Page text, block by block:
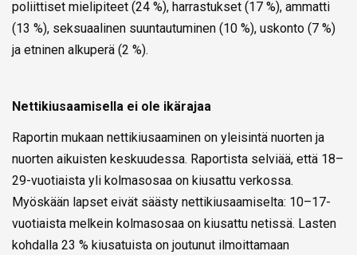
poliittiset mielipiteet (24 %), harrastukset (17 %), ammatti
(13 %), seksuaalinen suuntautuminen (10 %), uskonto (7 %)
ja etninen alkuperä (2 %).
Nettikiusaamisella ei ole ikärajaa
Raportin mukaan nettikiusaaminen on yleisintä nuorten ja
nuorten aikuisten keskuudessa. Raportista selviää, että 18–
29-vuotiaista yli kolmasosaa on kiusattu verkossa.
Myöskään lapset eivät säästy nettikiusaamiselta: 10–17-
vuotiaista melkein kolmasosaa on kiusattu netissä. Lasten
kohdalla 23 % kiusatuista on joutunut ilmoittamaan